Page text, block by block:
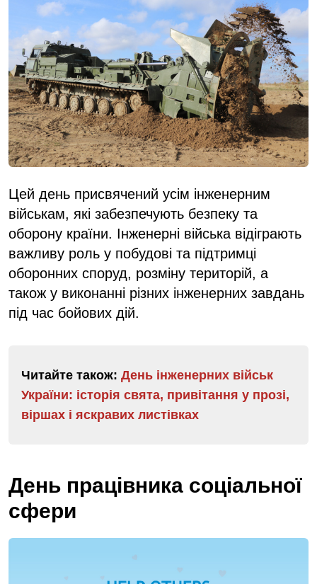
Цей день присвячений усім інженерним
військам, які забезпечують безпеку та
оборону країни. Інженерні війська відіграють
важливу роль у побудові та підтримці
оборонних споруд, розміну територій, а
також у виконанні різних інженерних завдань
під час бойових дій.
Читайте також: День інженерних військ
України: історія свята, привітання у прозі,
віршах і яскравих листівках
День працівника соціальної
сфери